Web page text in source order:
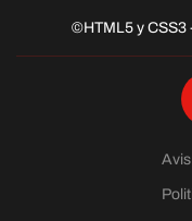
©HTML5 y CSS3